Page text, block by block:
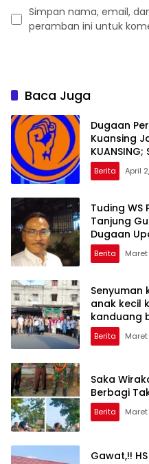
Simpan nama, email,
peramban ini untuk
Baca Juga
Dugaan
Kuansing
Berita April
Tuding WS
Tanjung
Dugaan
Berita Maret
Senyuman
anak kecil
kanduang
tanjung
Berita Maret
Saka
Berbagi
Berita
Gawat,!!